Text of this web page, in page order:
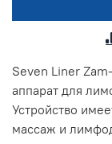
Seven Liner
аппарат для
Устройство
массаж и